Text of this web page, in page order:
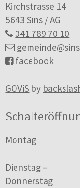
Kirchstrasse 14
5643 Sins / AG
041 789 70 10
gemeinde
facebook
GOViS by
TagÖffnungszeiten
Montag
Dienstag –
Donnerstag